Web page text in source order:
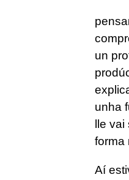
un
unha
lle
forma
Aí